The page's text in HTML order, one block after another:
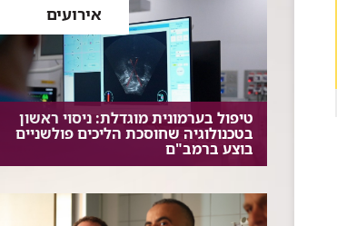
אירועים
טיפול בערמונית מוגדלת: ניסוי ראשון
בטכנולוגיה שחוסכת הליכים פולשניים
בוצע ברמב"ם